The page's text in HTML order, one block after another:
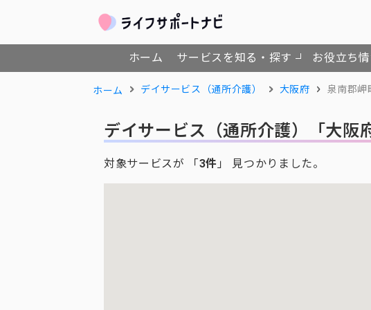
ホーム サービスを知る・探す お役立ち
ホーム デイサービス（通所介護） 大阪府 泉南郡岬
デイサービス（通所介護） 「大
対象サービスが 「3件 」 見つかりました。